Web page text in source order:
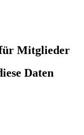
Mitglieder
Daten